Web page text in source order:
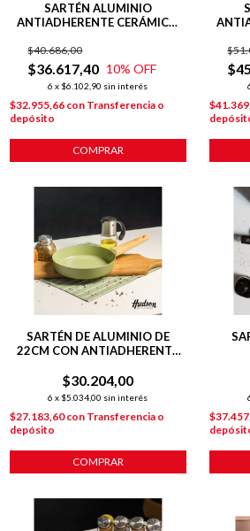
SARTÉN ALUMINIO
ANTIADHERENTE CERÁMICO
$36.617,40
$40.686,00
10% OFF
6 x $6.102,90 sin interés
$32.955,66 con Transferencia o
depósito
COMPRAR
SARTÉN DE ALUMINIO DE
22CM CON ANTIADHERENTE
$30.204,00
6 x $5.034,00 sin interés
$27.183,60con Transferencia o
depósito
COMPRAR